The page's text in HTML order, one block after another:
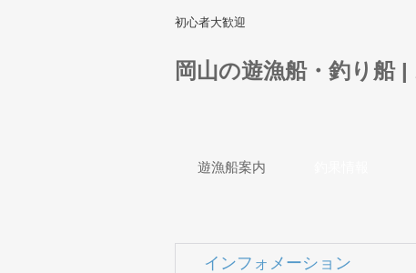
初心者大歓迎
岡山の遊漁船・釣り船 |
遊漁船案内
インフォメーション